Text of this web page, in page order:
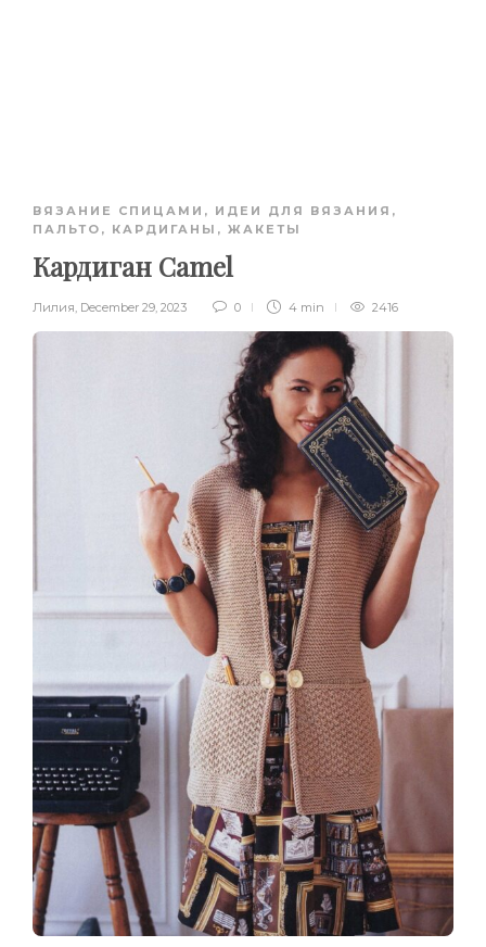
ВЯЗАНИЕ СПИЦАМИ , ИДЕИ ДЛЯ ВЯЗАНИЯ ,
ПАЛЬТО, КАРДИГАНЫ, ЖАКЕТЫ
Кардиган Camel
Лилия, December 29, 2023 0 4 min 2416